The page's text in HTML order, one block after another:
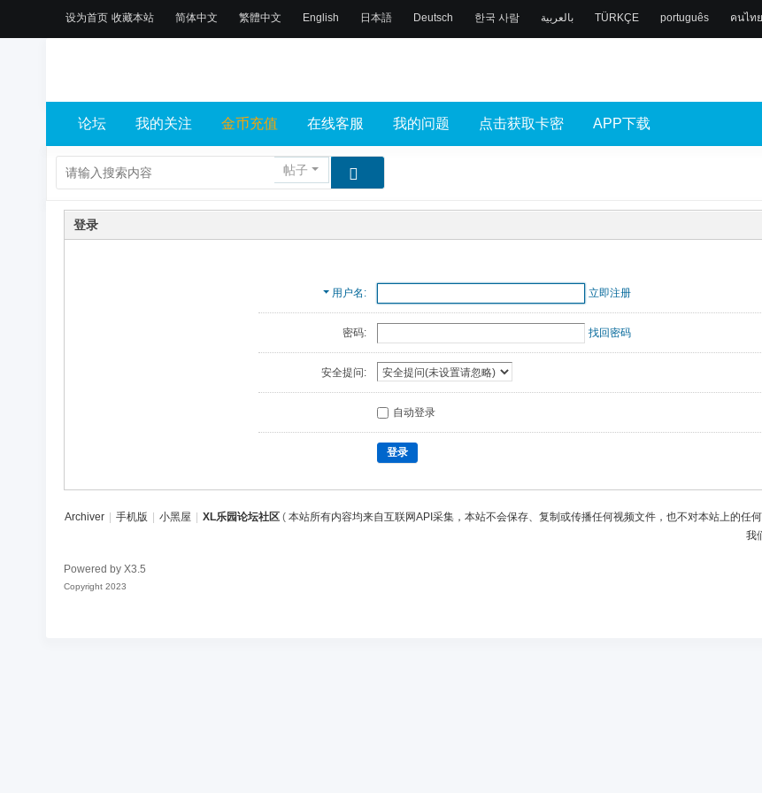
设为首页 收藏本站 简体中文 繁體中文 English 日本語 Deutsch 한국 사람 بالعربية TÜRKÇE português คนไทย
论坛 我的关注 金币充值 在线客服 我的问题 点击获取卡密 APP下载
帖子
登录
用户名 立即注册
密码: 找回密码
安全提问:
自动登录
登录
Archiver 手机版 小黑屋 XL乐园论坛社区 ( 本站所有内容均来自互联网API采集，本站不会保存、复制或传播任何视频文件，也不对本站上的
我
Powered by X3.5
Copyright 2023